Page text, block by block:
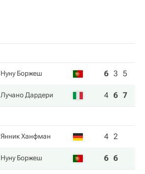
Нуну Боржеш 6 3 5
Лучано Дардери 4 6 7
Янник Ханфман 4 2
Нуну Боржеш 6 6